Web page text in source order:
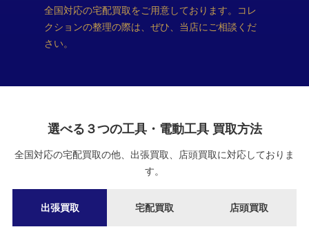
全国対応の宅配買取をご用意しております。コレ
クションの整理の際は、ぜひ、当店にご相談くだ
さい。
選べる３つの工具・電動工具 買取方法
全国対応の宅配買取の他、出張買取、店頭買取に対応しておりま
す。
出張買取 宅配買取 店頭買取